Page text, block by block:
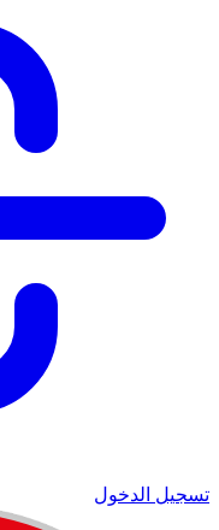
تسجيل الدخول